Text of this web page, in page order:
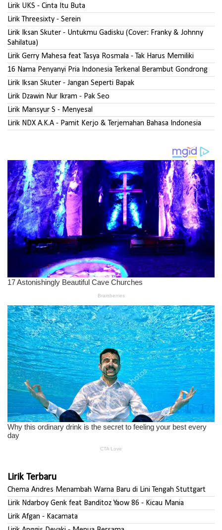
Lirik UKS - Cinta Itu Buta
Lirik Threesixty - Serein
Lirik Iksan Skuter - Untukmu Gadisku (Cover: Franky & Johnny
Sahilatua)
Lirik Gerry Mahesa feat Tasya Rosmala - Tak Harus Memiliki
16 Nama Penyanyi Pria Indonesia Terkenal Berambut Gondrong
Lirik Iksan Skuter - Jangan Seperti Bapak
Lirik Dzawin Nur Ikram - Pak Seo
Lirik Mansyur S - Menyesal
Lirik NDX A.K.A - Pamit Kerjo & Terjemahan Bahasa Indonesia
Lirik Terbaru
Chema Andres Menambah Warna Baru di Lini Tengah Stuttgart
Lirik Ndarboy Genk feat Banditoz Yaow 86 - Kicau Mania
Lirik Afgan - Kacamata